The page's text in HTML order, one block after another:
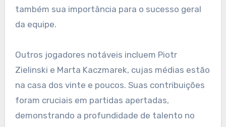
também sua importância para o sucesso geral
da equipe.
Outros jogadores notáveis incluem Piotr
Zielinski e Marta Kaczmarek, cujas médias estão
na casa dos vinte e poucos. Suas contribuições
foram cruciais em partidas apertadas,
demonstrando a profundidade de talento no